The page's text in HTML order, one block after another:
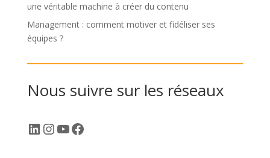
une véritable machine à créer du contenu
Management : comment motiver et fidéliser ses
équipes ?
Nous suivre sur les réseaux
LinkedIn
Instagram
YouTube
Facebook